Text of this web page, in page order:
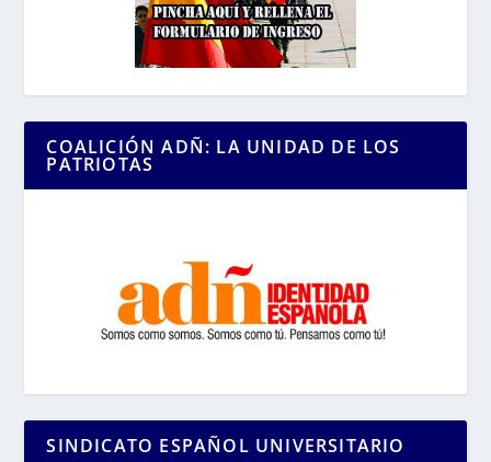
COALICIÓN ADÑ: LA UNIDAD DE LOS
PATRIOTAS
SINDICATO ESPAÑOL UNIVERSITARIO